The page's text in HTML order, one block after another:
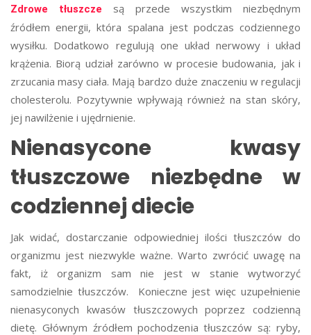
Zdrowe tłuszcze
są przede wszystkim niezbędnym
źródłem energii, która spalana jest podczas codziennego
wysiłku. Dodatkowo regulują one układ nerwowy i układ
krążenia. Biorą udział zarówno w procesie budowania, jak i
zrzucania masy ciała. Mają bardzo duże znaczeniu w regulacji
cholesterolu. Pozytywnie wpływają również na stan skóry,
jej nawilżenie i ujędrnienie.
Nienasycone kwasy
tłuszczowe niezbędne w
codziennej diecie
Jak widać, dostarczanie odpowiedniej ilości tłuszczów do
organizmu jest niezwykle ważne. Warto zwrócić uwagę na
fakt, iż organizm sam nie jest w stanie wytworzyć
samodzielnie tłuszczów. Konieczne jest więc uzupełnienie
nienasyconych kwasów tłuszczowych poprzez codzienną
dietę. Głównym źródłem pochodzenia tłuszczów są: ryby,